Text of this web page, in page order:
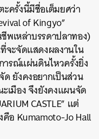
ะครั้งนี้มีชื่อเต็มยศว่า
of Kingyo”
พเหล่าบรรดาปลาทอง)
จะจัดแสดงผลงานใน
ารณ์แผ่นดินไหวครั้งยิ่ง
ยังคงอยากเป็นส่วน
เมือง จึงยังคงแผนจัด
CASTLE” แต่
อ Kumamoto-Jo Hall